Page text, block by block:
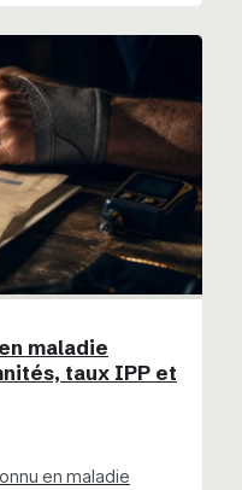
maladie
taux IPP et
en maladie